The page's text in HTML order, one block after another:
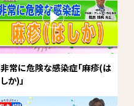
非常に危険な感染症「麻疹(は
しか)」